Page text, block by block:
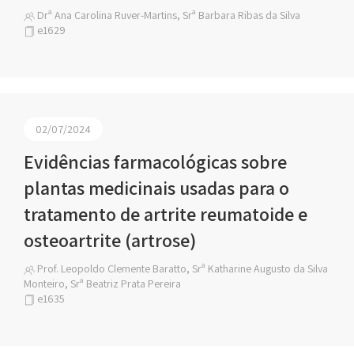
Drª Ana Carolina Ruver-Martins, Srª Barbara Ribas da Silva
e1629
02/07/2024
Evidências farmacológicas sobre
plantas medicinais usadas para o
tratamento de artrite reumatoide e
osteoartrite (artrose)
Prof. Leopoldo Clemente Baratto, Srª Katharine Augusto da Silva
Monteiro, Srª Beatriz Prata Pereira
e1635